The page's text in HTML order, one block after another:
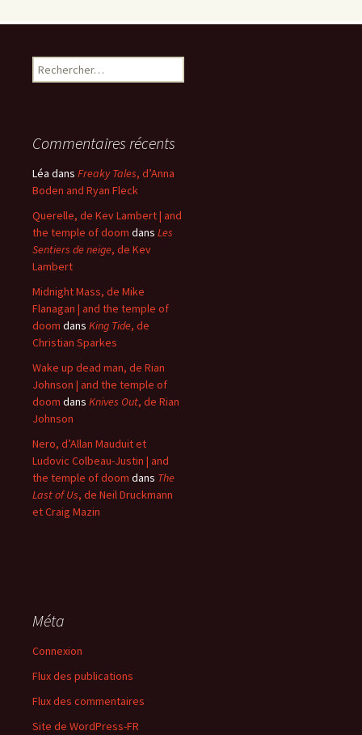
Rechercher :
Commentaires récents
Léa dans Freaky Tales, d’Anna
Boden and Ryan Fleck
Querelle, de Kev Lambert | and
the temple of doom dans Les
Sentiers de neige, de Kev
Lambert
Midnight Mass, de Mike
Flanagan | and the temple of
doom dans King Tide, de
Christian Sparkes
Wake up dead man, de Rian
Johnson | and the temple of
doom dans Knives Out, de Rian
Johnson
Nero, d’Allan Mauduit et
Ludovic Colbeau-Justin | and
the temple of doom dans The
Last of Us, de Neil Druckmann
et Craig Mazin
Méta
Connexion
Flux des publications
Flux des commentaires
Site de WordPress-FR